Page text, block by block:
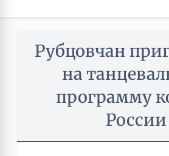
Рубцовчан
на
программу
России